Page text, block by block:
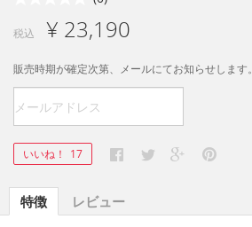
税込 ¥ 23,190
販売時期が確定次第、メールにてお知らせします。
いいね！ 17
特徴 レビュー